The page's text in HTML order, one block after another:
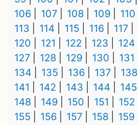
106
107 108 109 110
113
114 115 116 117
120
121 122 123 124
127
128 129 130 131
134
135 136 137 138
141
142 143 144 145
148
149 150 151 152
155
156 157 158 159